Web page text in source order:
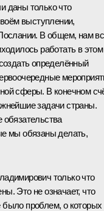
даны только что
выступлении,
В общем, нам
работать в этом
определённый
сферы. В конечном
задачи страны.
мы обязаны делать,
только что
Это не означает, что
было проблем, о которых